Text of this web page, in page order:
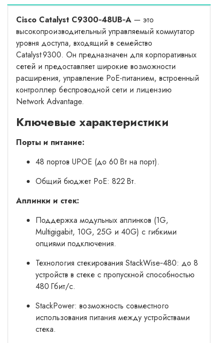
Cisco Catalyst C9300‑48UB‑A — это
высокопроизводительный управляемый коммутатор
уровня доступа, входящий в семейство
Catalyst 9300. Он предназначен для корпоративных
сетей и предоставляет широкие возможности
расширения, управление PoE-питанием, встроенный
контроллер беспроводной сети и лицензию
Network Advantage.
Ключевые характеристики
Порты и питание:
48 портов UPOE (до 60 Вт на порт).
Общий бюджет PoE: 822 Вт.
Аплинки и стек:
Поддержка модульных аплинков (1G,
Multigigabit, 10G, 25G и 40G) с гибкими
опциями подключения.
Технология стекирования StackWise‑480: до 8
устройств в стеке с пропускной способностью
480 Гбит/с.
StackPower: возможность совместного
использования питания между устройствами
стека.